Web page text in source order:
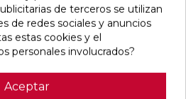
tapón ciego y soportes en
Acabados de alta gama
personalizados. Compatible
de conexión hidráulica.
de terceros se utilizan
de redes sociales y anuncios
estas cookies y el
personales involucrados?
Aceptar